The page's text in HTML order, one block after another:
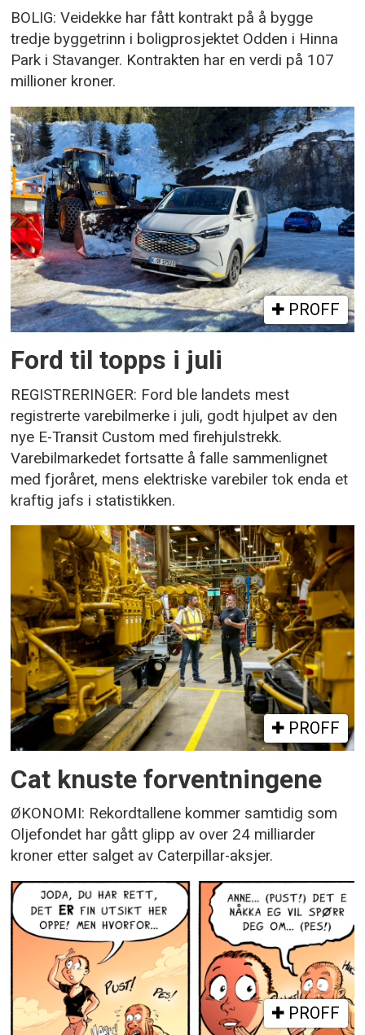
BOLIG: Veidekke har fått kontrakt på å bygge
tredje byggetrinn i boligprosjektet Odden i Hinna
Park i Stavanger. Kontrakten har en verdi på 107
millioner kroner.
PROFF
Ford til topps i juli
REGISTRERINGER: Ford ble landets mest
registrerte varebilmerke i juli, godt hjulpet av den
nye E-Transit Custom med firehjulstrekk.
Varebilmarkedet fortsatte å falle sammenlignet
med fjoråret, mens elektriske varebiler tok enda et
kraftig jafs i statistikken.
PROFF
Cat knuste forventningene
ØKONOMI: Rekordtallene kommer samtidig som
Oljefondet har gått glipp av over 24 milliarder
kroner etter salget av Caterpillar-aksjer.
PROFF